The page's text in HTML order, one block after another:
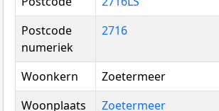
Postcode
numeriek
2716
Woonkern Zoetermeer
Woonplaats
Zoetermeer